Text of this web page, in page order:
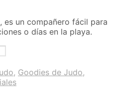
un compañero fácil para
o días en la playa.
, Goodies de Judo,